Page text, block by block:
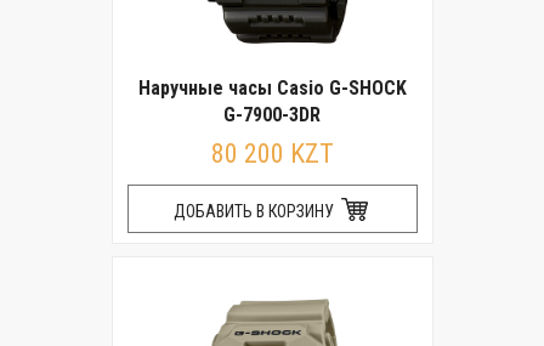
Наручные часы Casio G-SHOCK
G-7900-3DR
80 200 KZT
ДОБАВИТЬ В КОРЗИНУ